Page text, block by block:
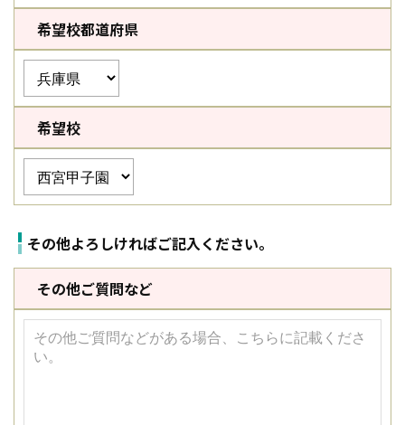
希望校都道府県
希望校
その他よろしければご記入ください。
その他ご質問など